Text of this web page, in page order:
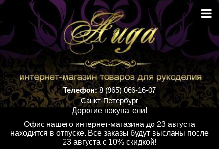
Телефон:8 (965) 066-16-07
Санкт-Петербург
Дорогие покупатели!
Офис нашего интернет-магазина до 23 августа
находится в отпуске. Все заказы будут высланы после
23 августа с 10% скидкой!